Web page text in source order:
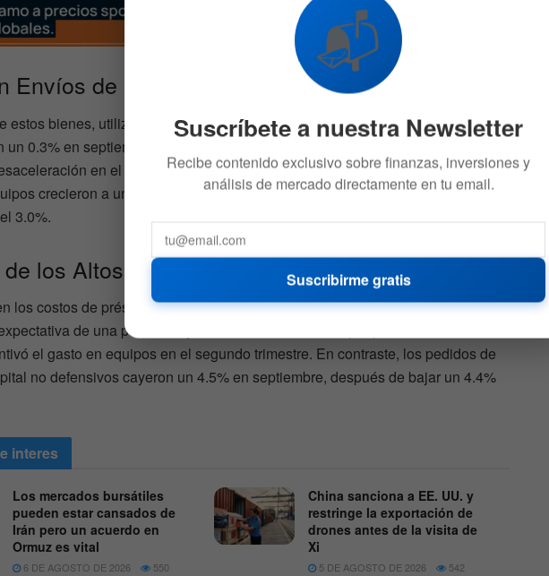
Envíos de Bienes Clave
estos bienes, utilizados en el cálculo de inversión empresarial en el PIB,
un 0.3% en septiembre, luego de una leve baja del 0.1% en agosto. Esta caída
en el gasto empresarial, aunque durante el segundo trimestre los
crecieron a una tasa anualizada del 9.8%, apoyando el crecimiento
3.0%.
los Altos Costos de Préstamo
los costos de préstamo ha sido una barrera para la inversión empresarial. Sin
de una posible baja en las tasas de interés por parte de la Reserva
el gasto en equipos en el segundo trimestre. En contraste, los pedidos de
no defensivos cayeron un 4.5% en septiembre, después de bajar un 4.4%
interes
Los mercados bursátiles
pueden estar cansados de
Irán pero un acuerdo en
Ormuz es vital
6 DE AGOSTO DE 2026 550
China sanciona a EE. UU. y
restringe la exportación de
drones antes de la visita de
Xi
5 DE AGOSTO DE 2026 542
📬
Suscríbete a nuestra Newsletter
Recibe contenido exclusivo sobre finanzas, inversiones y
análisis de mercado directamente en tu email.
Suscribirme gratis